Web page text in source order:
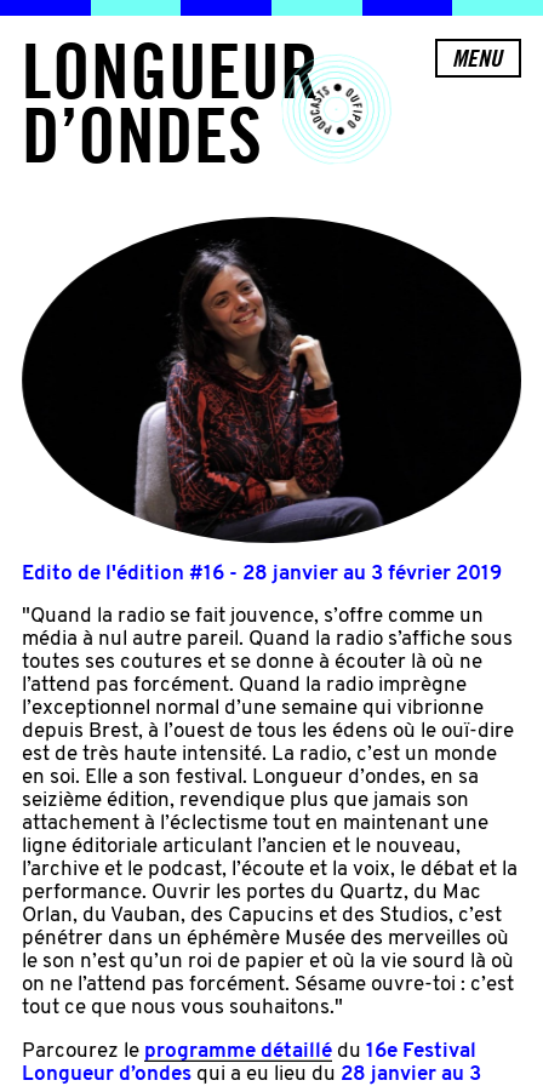
LONGUEUR
D’ONDES
MENU
Edito de l'édition #16 - 28 janvier au 3 février 2019
"Quand la radio se fait jouvence, s’offre comme un
média à nul autre pareil. Quand la radio s’affiche sous
toutes ses coutures et se donne à écouter là où ne
l’attend pas forcément. Quand la radio imprègne
l’exceptionnel normal d’une semaine qui vibrionne
depuis Brest, à l’ouest de tous les édens où le ouï-dire
est de très haute intensité. La radio, c’est un monde
en soi. Elle a son festival. Longueur d’ondes, en sa
seizième édition, revendique plus que jamais son
attachement à l’éclectisme tout en maintenant une
ligne éditoriale articulant l’ancien et le nouveau,
l’archive et le podcast, l’écoute et la voix, le débat et la
performance. Ouvrir les portes du Quartz, du Mac
Orlan, du Vauban, des Capucins et des Studios, c’est
pénétrer dans un éphémère Musée des merveilles où
le son n’est qu’un roi de papier et où la vie sourd là où
on ne l’attend pas forcément. Sésame ouvre-toi : c’est
tout ce que nous vous souhaitons."
Parcourez le programme détaillé du16e Festival
Longueur d’ondes qui a eu lieu du 28 janvier au 3